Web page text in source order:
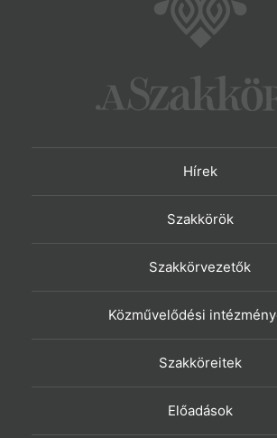
Hírek
Szakkörök
Szakkörvezetők
Közművelődési
Szakköreitek
Előadások